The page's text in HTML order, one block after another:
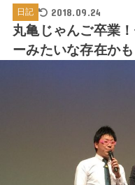
日記 2018.09.24
丸亀じゃんご卒業
ーみたいな存在か